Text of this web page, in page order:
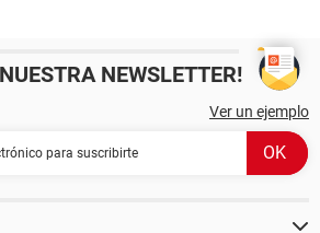
NEWSLETTER!
Ver un ejemplo